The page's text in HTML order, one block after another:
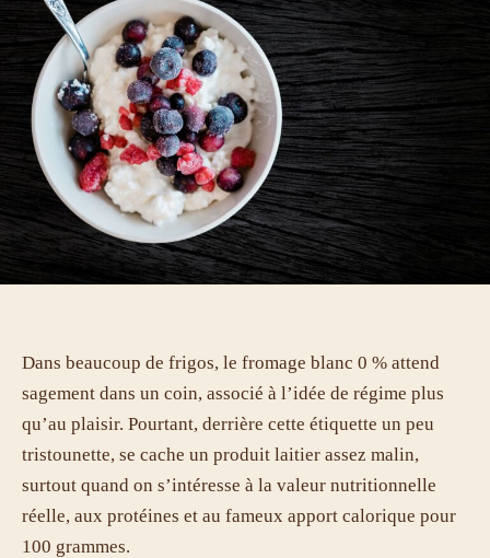
Dans beaucoup de frigos, le fromage blanc 0 % attend
sagement dans un coin, associé à l’idée de régime plus
qu’au plaisir. Pourtant, derrière cette étiquette un peu
tristounette, se cache un produit laitier assez malin,
surtout quand on s’intéresse à la valeur nutritionnelle
réelle, aux protéines et au fameux apport calorique pour
100 grammes.